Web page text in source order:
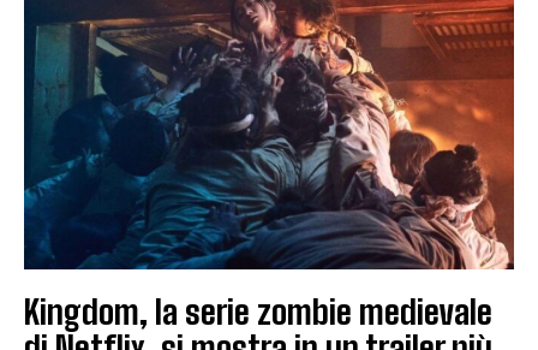
Kingdom, la serie zombie medievale